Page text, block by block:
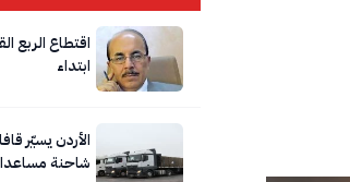
اقتطاع الربع
ابتداء
شاحنة